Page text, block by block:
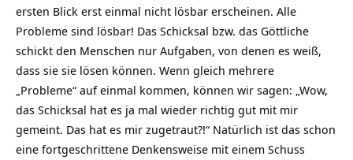
ersten Blick erst einmal nicht lösbar erscheinen. Alle
Probleme sind lösbar! Das Schicksal bzw. das Göttliche
schickt den Menschen nur Aufgaben, von denen es weiß,
dass sie sie lösen können. Wenn gleich mehrere
„Probleme“ auf einmal kommen, können wir sagen: „Wow,
das Schicksal hat es ja mal wieder richtig gut mit mir
gemeint. Das hat es mir zugetraut?!“ Natürlich ist das schon
eine fortgeschrittene Denkensweise mit einem Schuss